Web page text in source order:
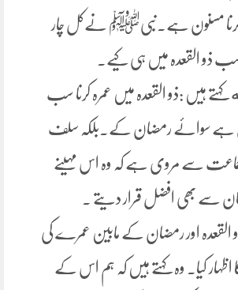
کرنا مسنون ہے۔نبیﷺ نےکل چار
ذو القعدہ میں ہی کیے۔
کہتے ہیں :ذو القعدہ میں عمرہ کرنا سب
ہے سوائے رمضان کے۔بلکہ سلف
سے مروی ہے کہ وہ اس مہینے
سے بھی افضل قرار دیتے ۔
القعدہ اور رمضان کے مابین عمرے کی
کیا۔ وہ کہتے ہیں کہ ہم اس کے